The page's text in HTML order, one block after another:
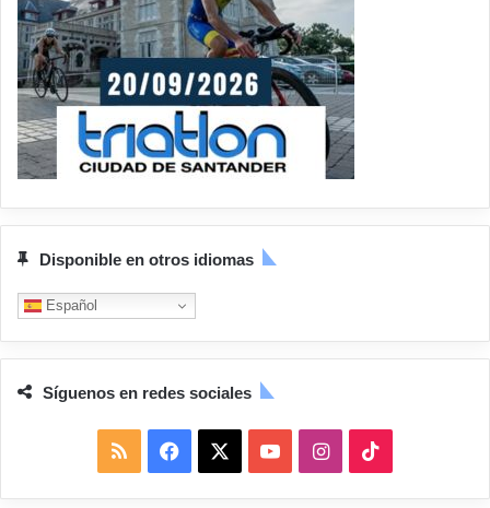
Disponible en otros idiomas
Español
Síguenos en redes sociales
S
a
o
I
n
i